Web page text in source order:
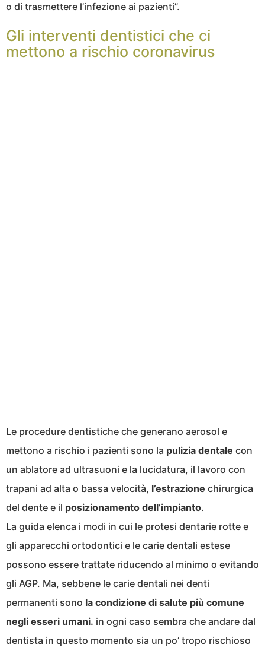
o di trasmettere l’infezione ai pazienti”.
Gli interventi dentistici che ci
mettono a rischio coronavirus
Le procedure dentistiche che generano aerosol e
mettono a rischio i pazienti sono la pulizia dentale con
un ablatore ad ultrasuoni e la lucidatura, il lavoro con
trapani ad alta o bassa velocità, l’estrazione chirurgica
del dente e il posizionamento dell’impianto.
La guida elenca i modi in cui le protesi dentarie rotte e
gli apparecchi ortodontici e le carie dentali estese
possono essere trattate riducendo al minimo o evitando
gli AGP. Ma, sebbene le carie dentali nei denti
permanenti sono la condizione di salute più comune
negli esseri umani. in ogni caso sembra che andare dal
dentista in questo momento sia un po’ tropo rischioso